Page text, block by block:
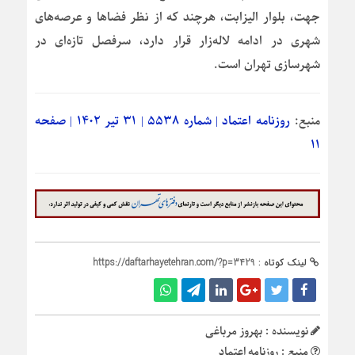
جهت، بلوار الیزابت، هرچند که از نظر فضاها و عرصه‌های
شهری در ادامه لاله‌زار قرار دارد، سرفصل تازه‌ای در
شهرسازی تهران است.
منبع:
روزنامه اعتماد | شماره ۵۵۳۸ | ۳۱ تیر ۱۴۰۲ | صفحه
۱۱
لینک کوتاه : https://daftarhayetehran.com/?p=3429
نویسنده : بهروز مرباغی